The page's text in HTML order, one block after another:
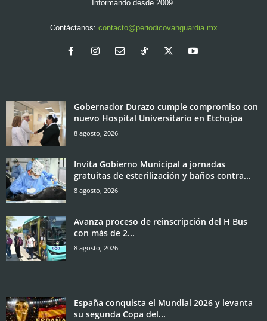
Informando desde 2009.
Contáctanos: contacto@periodicovanguardia.mx
Gobernador Durazo cumple compromiso con
nuevo Hospital Universitario en Etchojoa
8 agosto, 2026
Invita Gobierno Municipal a jornadas
gratuitas de esterilización y baños contra...
8 agosto, 2026
Avanza proceso de reinscripción del H Bus
con más de 2...
8 agosto, 2026
España conquista el Mundial 2026 y levanta
su segunda Copa del...